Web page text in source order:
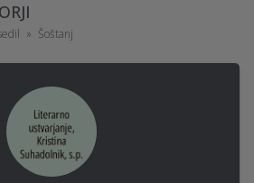
Šoštanj